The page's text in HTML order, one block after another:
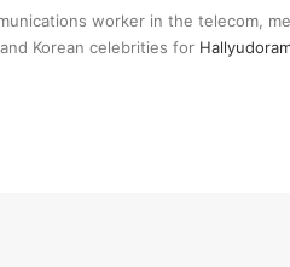
worker in the telecom,
Korean celebrities for